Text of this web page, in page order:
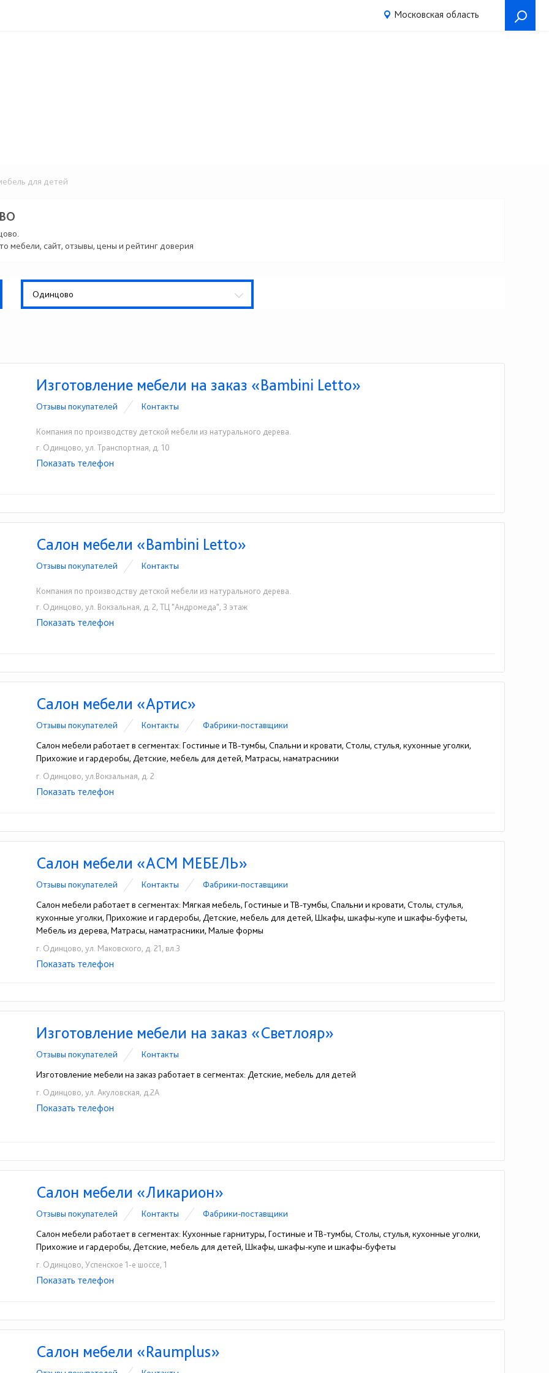
Московская область
для детей
мебели, сайт, отзывы, цены и рейтинг доверия
Одинцово
Изготовление мебели на заказ «Bambini Letto»
Отзывы покупателей Контакты
Компания по производству детской мебели из натурального дерева.
г. Одинцово, ул. Транспортная, д. 10
☎+7 (499) 938-84-54
Показать телефон
Салон мебели «Bambini Letto»
Отзывы покупателей Контакты
Компания по производству детской мебели из натурального дерева.
г. Одинцово, ул. Вокзальная, д. 2, ТЦ "Андромеда", 3 этаж
☎+7 (499) 938-84-54
Показать телефон
Салон мебели «Артис»
Отзывы покупателей Контакты
Фабрики-поставщики
Салон мебели работает в сегментах: Гостиные и ТВ-тумбы, Спальни и кровати, Столы, стулья, кухонные уголки,
Прихожие и гардеробы, Детские, мебель для детей, Матрасы, наматрасники
г. Одинцово, ул.Вокзальная, д. 2
☎+7 (499) 702-41-10
Показать телефон
Салон мебели «АСМ МЕБЕЛЬ»
Отзывы покупателей Контакты
Фабрики-поставщики
Салон мебели работает в сегментах: Мягкая мебель, Гостиные и ТВ-тумбы, Спальни и кровати, Столы, стулья,
кухонные уголки, Прихожие и гардеробы, Детские, мебель для детей, Шкафы, шкафы-купе и шкафы-буфеты,
Мебель из дерева, Матрасы, наматрасники, Малые формы
г. Одинцово, ул. Маковского, д. 21, вл.3
☎+7 (499) 657-97-95
Показать телефон
Изготовление мебели на заказ «Светлояр»
Отзывы покупателей
Контакты
Изготовление мебели на заказ работает в сегментах: Детские, мебель для детей
г. Одинцово, ул. Акуловская, д.2А
☎+7(495) 589-81-65
Показать телефон
Салон мебели «Ликарион»
Отзывы покупателей Контакты
Фабрики-поставщики
Салон мебели работает в сегментах: Кухонные гарнитуры, Гостиные и ТВ-тумбы, Столы, стулья, кухонные уголки,
Прихожие и гардеробы, Детские, мебель для детей, Шкафы, шкафы-купе и шкафы-буфеты
г. Одинцово, Успенское 1-е шоссе, 1
☎+7 (916) 512-66-25
Показать телефон
Салон мебели «Raumplus»